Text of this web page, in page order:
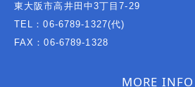
東大阪市高井田中3丁目7-29
TEL：06-6789-1327(代)
FAX：06-6789-1328
MORE INFO